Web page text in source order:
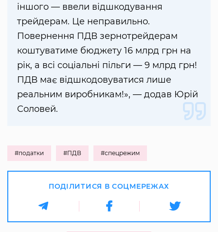
іншого — ввели відшкодування
трейдерам. Це неправильно.
Повернення ПДВ зернотрейдерам
коштуватиме бюджету 16 млрд грн на
рік, а всі соціальні пільги — 9 млрд грн!
ПДВ має відшкодовуватися лише
реальним виробникам!», — додав Юрій
Соловей.
#податки #ПДВ #спецрежим
ПОДІЛИТИСЯ В СОЦМЕРЕЖАХ